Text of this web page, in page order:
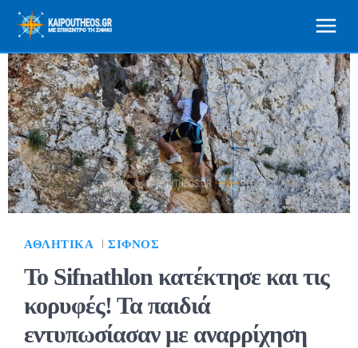
ΑΘΛΗΤΙΚΆ ΣΊΦΝΟΣ
Το Sifnathlon κατέκτησε και τις
κορυφές! Τα παιδιά
εντυπωσίασαν με αναρρίχηση